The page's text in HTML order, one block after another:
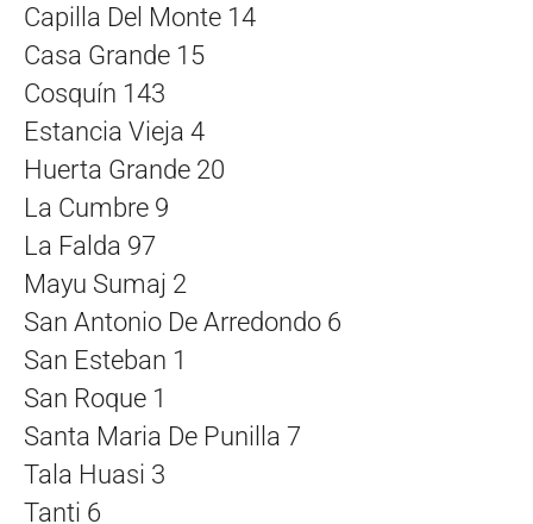
Capilla Del Monte 14
Casa Grande 15
Cosquín 143
Estancia Vieja 4
Huerta Grande 20
La Cumbre 9
La Falda 97
Mayu Sumaj 2
San Antonio De Arredondo 6
San Esteban 1
San Roque 1
Santa Maria De Punilla 7
Tala Huasi 3
Tanti 6